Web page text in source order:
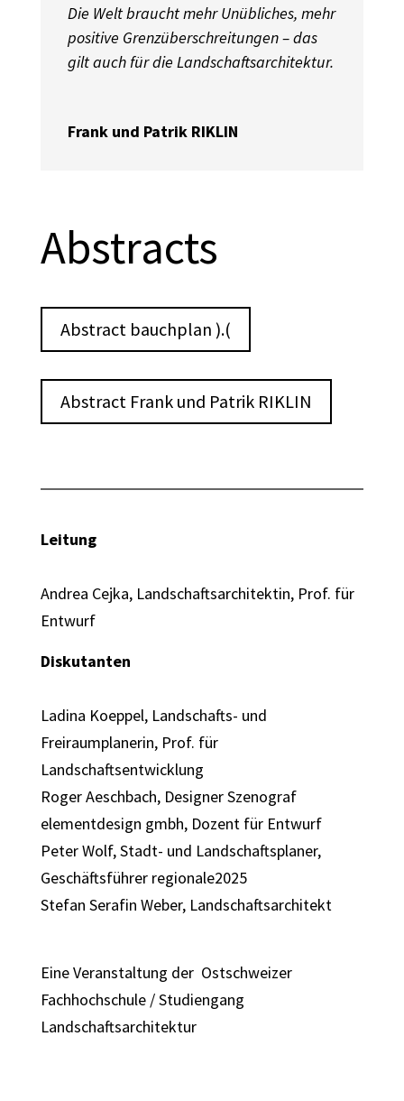
Die Welt braucht mehr Unübliches, mehr
positive Grenzüberschreitungen – das
gilt auch für die Landschaftsarchitektur.
Frank und Patrik RIKLIN
Abstracts
Abstract bauchplan ).(
Abstract Frank und Patrik RIKLIN
Leitung
Andrea Cejka, Landschaftsarchitektin, Prof. für
Entwurf
Diskutanten
Ladina Koeppel, Landschafts- und
Freiraumplanerin, Prof. für
Landschaftsentwicklung
Roger Aeschbach, Designer Szenograf
elementdesign gmbh, Dozent für Entwurf
Peter Wolf, Stadt- und Landschaftsplaner,
Geschäftsführer regionale2025
Stefan Serafin Weber, Landschaftsarchitekt
Eine Veranstaltung der Ostschweizer
Fachhochschule / Studiengang
Landschaftsarchitektur